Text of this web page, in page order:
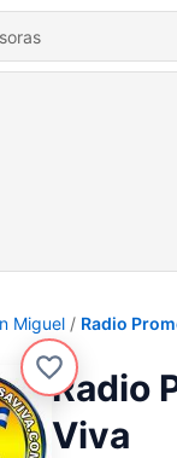
Miguel Radio
Radio
Viva